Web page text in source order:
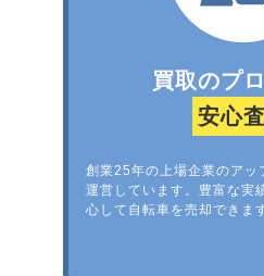
買取のプ
安心
創業25年の上場企業のアッ
運営しています。豊富な実
心して自転車を売却できま